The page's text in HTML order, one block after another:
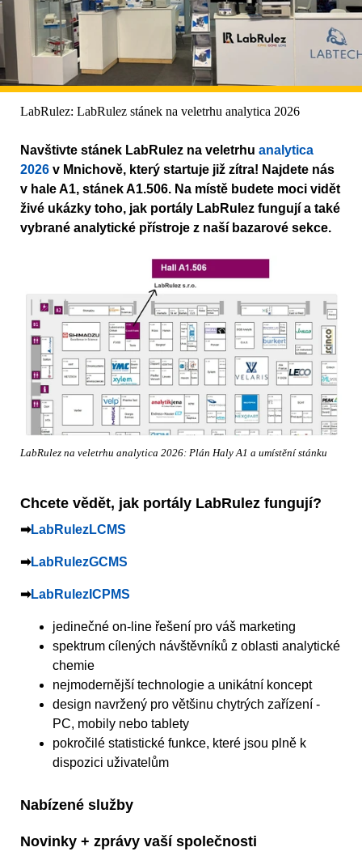
LabRulez: LabRulez stánek na veletrhu analytica 2026
Navštivte stánek LabRulez na veletrhu analytica
2026 v Mnichově, který startuje již zítra! Najdete nás
v hale A1, stánek A1.506. Na místě budete moci vidět
živé ukázky toho, jak portály LabRulez fungují a také
vybrané analytické přístroje z naší bazarové sekce.
LabRulez na veletrhu analytica 2026: Plán Haly A1 a umístění stánku
Chcete vědět, jak portály LabRulez fungují?
➡︎LabRulezLCMS
➡︎LabRulezGCMS
➡︎LabRulezICPMS
jedinečné on-line řešení pro váš marketing
spektrum cílených návštěvníků z oblasti analytické
chemie
nejmodernější technologie a unikátní koncept
design navržený pro většinu chytrých zařízení -
PC, mobily nebo tablety
pokročilé statistické funkce, které jsou plně k
dispozici uživatelům
Nabízené služby
Novinky + zprávy vaší společnosti